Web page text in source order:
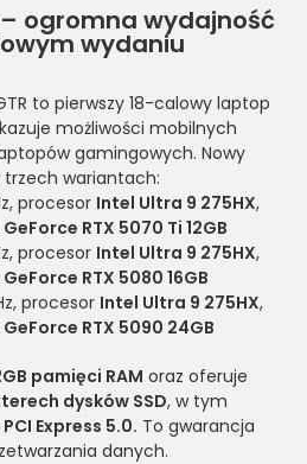
– ogromna wydajność
wydaniu
to pierwszy 18-calowy laptop
możliwości mobilnych
gamingowych. Nowy
wariantach:
procesor Intel Ultra 9 275HX,
GeForce RTX 5070 Ti 12GB
procesor Intel Ultra 9 275HX,
GeForce RTX 5080 16GB
procesor Intel Ultra 9 275HX,
GeForce RTX 5090 24GB
pamięci RAM oraz oferuje
dysków SSD, w tym
PCI Express 5.0. To gwarancja
danych.